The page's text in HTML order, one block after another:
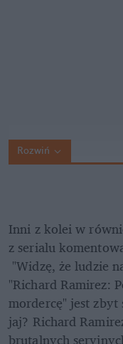
Rozwiń
Inni z kolei w
z serialu
"Richard Ramirez:
mordercę" jest
jaj? Richard